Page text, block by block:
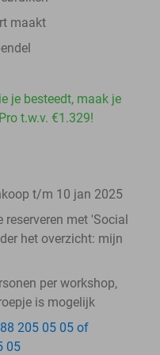
maakt
je besteedt, maak je
t.w.v. €1.329!
t/m 10 jan 2025
met 'Social
het overzicht: mijn
per workshop,
is mogelijk
205 05 05 of
05